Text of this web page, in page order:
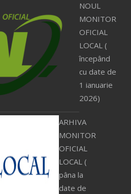
NOUL
MONITOR
OFICIAL
LOCAL (
începând
cu date de
1 ianuarie
2026)
ARHIVA
MONITOR
OFICIAL
LOCAL (
pâna la
date de